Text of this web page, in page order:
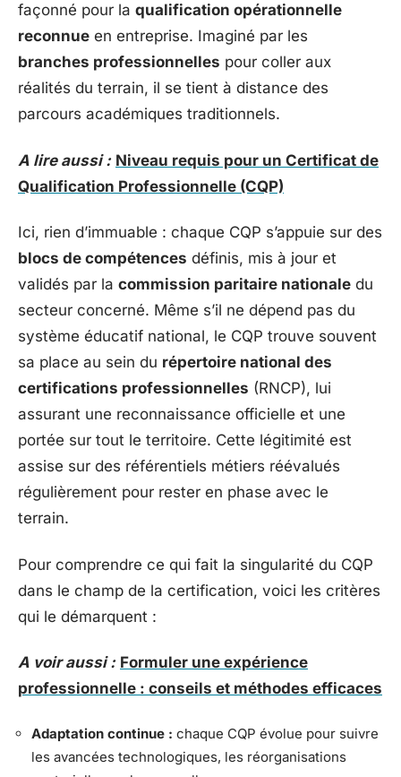
façonné pour la qualification opérationnelle
reconnue en entreprise. Imaginé par les
branches professionnelles pour coller aux
réalités du terrain, il se tient à distance des
parcours académiques traditionnels.
A lire aussi : Niveau requis pour un Certificat de
Qualification Professionnelle (CQP)
Ici, rien d’immuable : chaque CQP s’appuie sur des
blocs de compétences définis, mis à jour et
validés par la commission paritaire nationale du
secteur concerné. Même s’il ne dépend pas du
système éducatif national, le CQP trouve souvent
sa place au sein du répertoire national des
certifications professionnelles (RNCP), lui
assurant une reconnaissance officielle et une
portée sur tout le territoire. Cette légitimité est
assise sur des référentiels métiers réévalués
régulièrement pour rester en phase avec le
terrain.
Pour comprendre ce qui fait la singularité du CQP
dans le champ de la certification, voici les critères
qui le démarquent :
A voir aussi : Formuler une expérience
professionnelle : conseils et méthodes efficaces
Adaptation continue : chaque CQP évolue pour suivre
les avancées technologiques, les réorganisations